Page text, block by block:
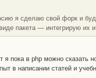
я сделаю свой форк и
пакета — интегрирую их
пока в php можно сказать
в написании статей и